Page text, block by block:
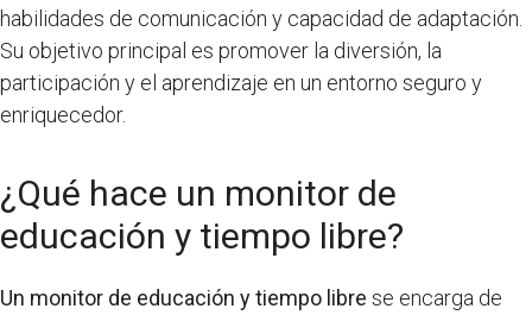
habilidades de comunicación y capacidad de adaptación.
Su objetivo principal es promover la diversión, la
participación y el aprendizaje en un entorno seguro y
enriquecedor.
¿Qué hace un monitor de
educación y tiempo libre?
Un monitor de educación y tiempo libre se encarga de